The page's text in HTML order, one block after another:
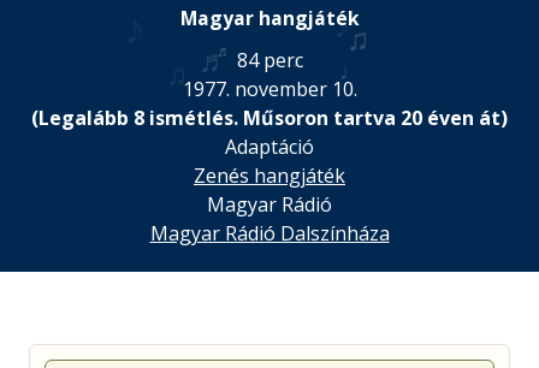
♬
♪♫
♪
♬
Magyar hangjáték
84 perc
1977. november 10.
(Legalább 8 ismétlés. Műsoron tartva 20 éven át)
Adaptáció
Zenés hangjáték
Magyar Rádió
Magyar Rádió Dalszínháza